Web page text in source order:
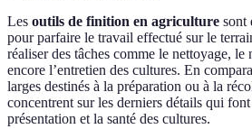
Les outils de finition en agriculture sont
pour parfaire le travail effectué sur le
réaliser des tâches comme le nettoyage,
encore l’entretien des cultures. En
larges destinés à la préparation ou à la
concentrent sur les derniers détails qui
présentation et la santé des cultures.